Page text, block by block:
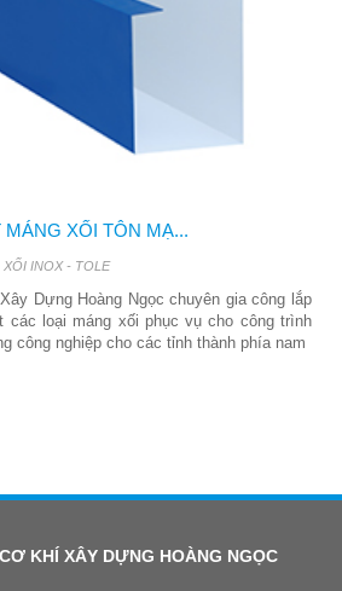
XỐI TÔN MẠ...
INOX - TOLE
Dựng Hoàng Ngọc chuyên gia công lắp
các loại máng xối phục vụ cho công trình
công nghiệp cho các tỉnh thành phía nam
KHÍ XÂY DỰNG HOÀNG NGỌC